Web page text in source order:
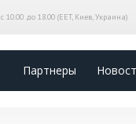
с 10.00 до 18.00 (EET, Киев, Украина)
Партнеры